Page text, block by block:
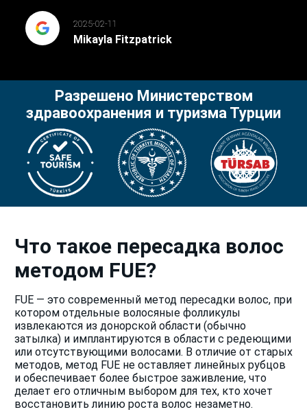
2025-02-11
Mikayla Fitzpatrick
Разрешено Министерством
здравоохранения и туризма Турции
Что такое пересадка волос
методом FUE?
FUE — это современный метод пересадки волос, при
котором отдельные волосяные фолликулы
извлекаются из донорской области (обычно
затылка) и имплантируются в области с редеющими
или отсутствующими волосами. В отличие от старых
методов, метод FUE не оставляет линейных рубцов
и обеспечивает более быстрое заживление, что
делает его отличным выбором для тех, кто хочет
восстановить линию роста волос незаметно.